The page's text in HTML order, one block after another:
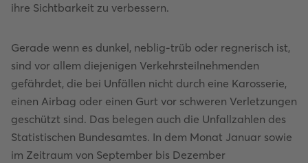
ihre Sichtbarkeit zu verbessern.
Gerade wenn es dunkel, neblig-trüb oder regnerisch ist,
sind vor allem diejenigen Verkehrsteilnehmenden
gefährdet, die bei Unfällen nicht durch eine Karosserie,
einen Airbag oder einen Gurt vor schweren Verletzungen
geschützt sind. Das belegen auch die Unfallzahlen des
Statistischen Bundesamtes. In dem Monat Januar sowie
im Zeitraum von September bis Dezember